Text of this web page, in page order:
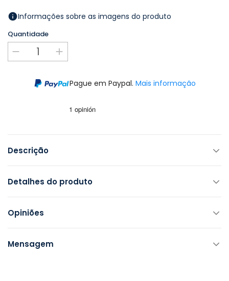
Informações sobre as imagens do produto
Quantidade
Pague em Paypal. Mais informação
Descrição
Detalhes do produto
Opiniões
Mensagem